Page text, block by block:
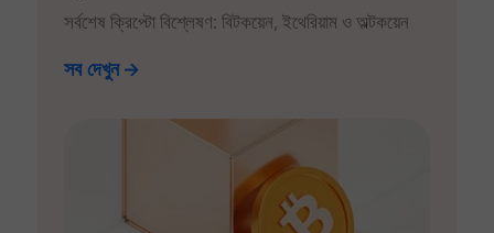
সর্বশেষ ক্রিপ্টো বিশ্লেষণ: বিটকয়েন, ইথেরিয়াম ও অল্টকয়েন
সব দেখুন